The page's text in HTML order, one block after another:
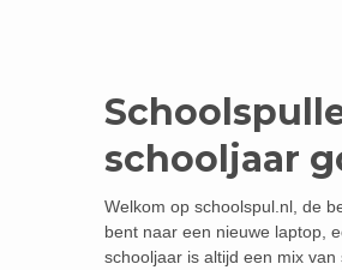
schooljaar
Welkom op schoolspul.nl, de
bent naar een nieuwe laptop,
schooljaar is altijd een mix